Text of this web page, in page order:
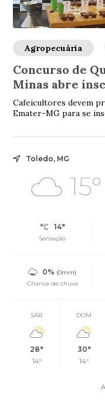
Agropecuária
Concurso de
Minas abre
Cafeicultores devem
Emater-MG para se
Toledo, MG
15°
14°
Sensação
0% (0mm)
Chance de chuva
SÁB
28°
14°
DOM
30°
14°